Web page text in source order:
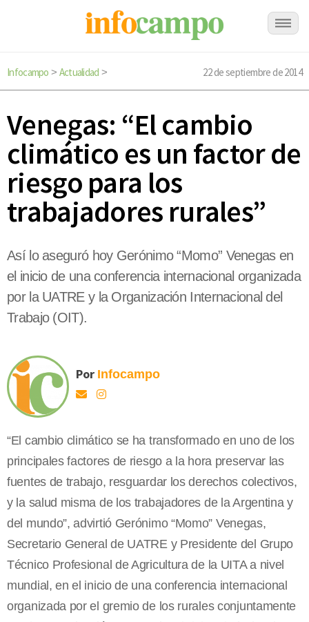
Infocampo > Actualidad > 22 de septiembre de 2014
Venegas: “El cambio
climático es un factor de
riesgo para los
trabajadores rurales”
Así lo aseguró hoy Gerónimo “Momo” Venegas en
el inicio de una conferencia internacional organizada
por la UATRE y la Organización Internacional del
Trabajo (OIT).
Por Infocampo
“El cambio climático se ha transformado en uno de los
principales factores de riesgo a la hora preservar las
fuentes de trabajo, resguardar los derechos colectivos,
y la salud misma de los trabajadores de la Argentina y
del mundo”, advirtió Gerónimo “Momo” Venegas,
Secretario General de UATRE y Presidente del Grupo
Técnico Profesional de Agricultura de la UITA a nivel
mundial, en el inicio de una conferencia internacional
organizada por el gremio de los rurales conjuntamente